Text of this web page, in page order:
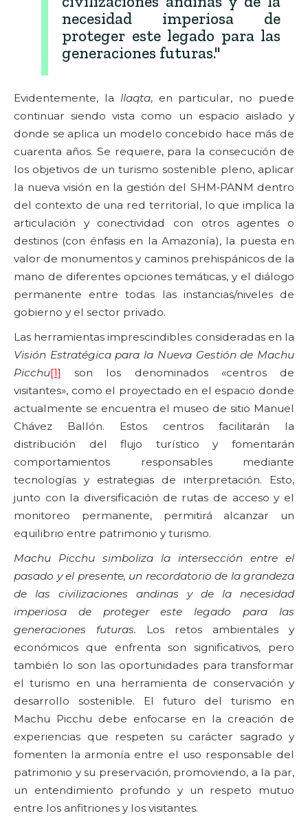
necesidad imperiosa de
proteger este legado para las
generaciones futuras."
Evidentemente, la llaqta, en particular, no puede
continuar siendo vista como un espacio aislado y
donde se aplica un modelo concebido hace más de
cuarenta años. Se requiere, para la consecución de
los objetivos de un turismo sostenible pleno, aplicar
la nueva visión en la gestión del SHM‑PANM dentro
del contexto de una red territorial, lo que implica la
articulación y conectividad con otros agentes o
destinos (con énfasis en la Amazonía), la puesta en
valor de monumentos y caminos prehispánicos de la
mano de diferentes opciones temáticas, y el diálogo
permanente entre todas las instancias/niveles de
gobierno y el sector privado.
Las herramientas imprescindibles consideradas en la
Visión Estratégica para la Nueva Gestión de Machu
Picchu[1]
son los denominados «centros de
visitantes», como el proyectado en el espacio donde
actualmente se encuentra el museo de sitio Manuel
Chávez Ballón. Estos centros facilitarán la
distribución del flujo turístico y fomentarán
comportamientos responsables mediante
tecnologías y estrategias de interpretación. Esto,
junto con la diversificación de rutas de acceso y el
monitoreo permanente, permitirá alcanzar un
equilibrio entre patrimonio y turismo.
Machu Picchu simboliza la intersección entre el
pasado y el presente, un recordatorio de la grandeza
de las civilizaciones andinas y de la necesidad
imperiosa de proteger este legado para las
generaciones futuras. Los retos ambientales y
económicos que enfrenta son significativos, pero
también lo son las oportunidades para transformar
el turismo en una herramienta de conservación y
desarrollo sostenible. El futuro del turismo en
Machu Picchu debe enfocarse en la creación de
experiencias que respeten su carácter sagrado y
fomenten la armonía entre el uso responsable del
patrimonio y su preservación, promoviendo, a la par,
un entendimiento profundo y un respeto mutuo
entre los anfitriones y los visitantes.